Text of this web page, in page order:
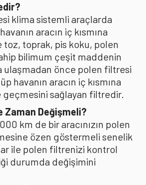
klima sistemli araçlarda
aracın iç kısmına
toz, toprak, pis koku, polen
bilimum çeşit maddenin
ulaşmadan önce polen filtresi
havanın aracın iç kısmına
sağlayan filtredir.
Zaman Değişmeli?
km de bir aracınızın polen
özen göstermeli senelik
ile polen filtrenizi kontrol
durumda değişimini